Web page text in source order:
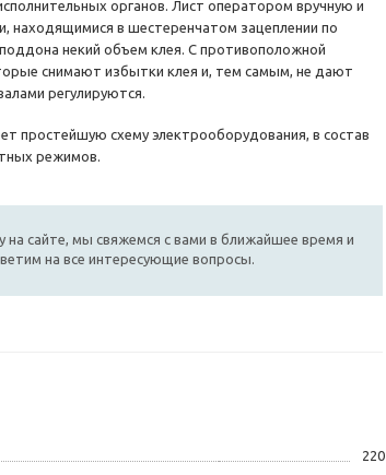
органов. Лист оператором вручную и
в шестеренчатом зацеплении по
некий объем клея. С противоположной
снимают избытки клея и, тем самым, не дают
регулируются.
простейшую схему электрооборудования, в состав
режимов.
сайте, мы свяжемся с вами в ближайшее время и
на все интересующие вопросы.
220